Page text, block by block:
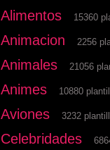
Alimentos 15360
Animacion 2256
Animales 21056
Animes 10880
Aviones 3232
Celebridades